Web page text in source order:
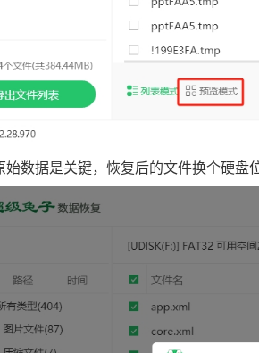
始数据是关键，恢复后的文件换个硬盘